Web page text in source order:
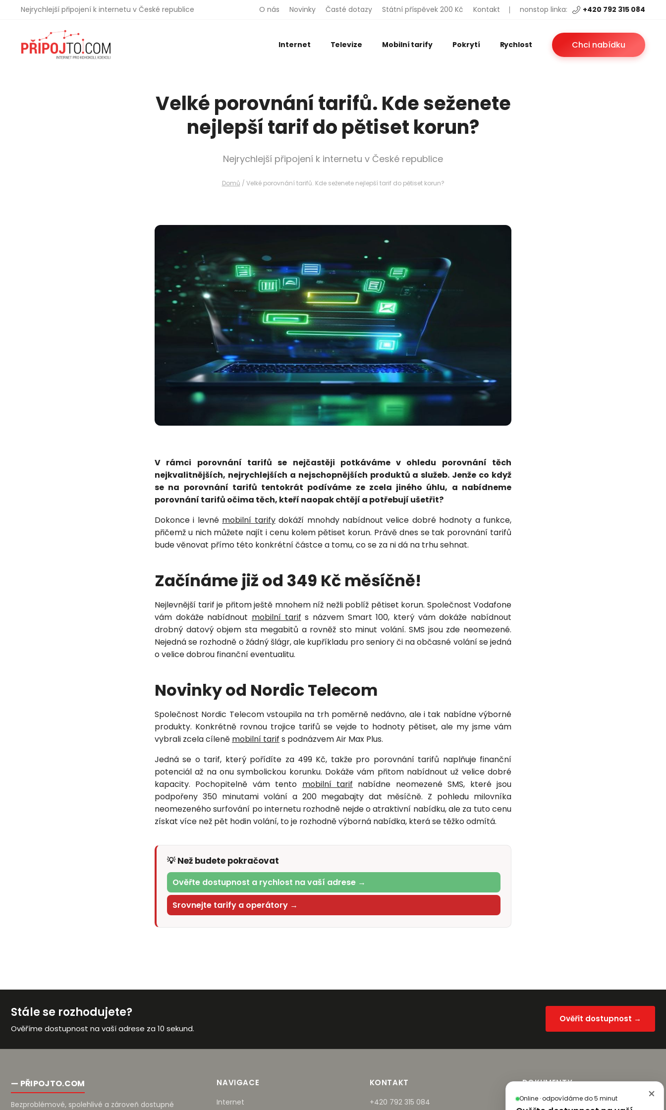
Nejrychlejší připojení k internetu v České republice O nás Novinky Časté dotazy Státní příspěvek 200 Kč Kontakt nonstop linka: +420 792 315 084
Internet Televize Mobilní tarify Pokrytí Rychlost Chci nabídku
Velké porovnání tarifů. Kde seženete
nejlepší tarif do pětiset korun?
Nejrychlejší připojení k internetu v České republice
Domů / Velké porovnání tarifů. Kde seženete nejlepší tarif do pětiset korun?
V rámci porovnání tarifů se nejčastěji potkáváme v ohledu porovnání těch
nejkvalitnějších, nejrychlejších a nejschopnějších produktů a služeb. Jenže co když
se na porovnání tarifů tentokrát podíváme ze zcela jiného úhlu, a nabídneme
porovnání tarifů očima těch, kteří naopak chtějí a potřebují ušetřit?
Dokonce i levné mobilní tarifydokáží mnohdy nabídnout velice dobré hodnoty a funkce,
přičemž u nich můžete najít i cenu kolem pětiset korun. Právě dnes se tak porovnání tarifů
bude věnovat přímo této konkrétní částce a tomu, co se za ni dá na trhu sehnat.
Začínáme již od 349 Kč měsíčně!
Nejlevnější tarif je přitom ještě mnohem níž nežli poblíž pětiset korun. Společnost Vodafone
vám dokáže nabídnout mobilní tarif s názvem Smart 100, který vám dokáže nabídnout
drobný datový objem sta megabitů a rovněž sto minut volání. SMS jsou zde neomezené.
Nejedná se rozhodně o žádný šlágr, ale kupříkladu pro seniory či na občasné volání se jedná
o velice dobrou finanční eventualitu.
Novinky od Nordic Telecom
Společnost Nordic Telecom vstoupila na trh poměrně nedávno, ale i tak nabídne výborné
produkty. Konkrétně rovnou trojice tarifů se vejde to hodnoty pětiset, ale my jsme vám
vybrali zcela cíleně mobilní tarif s podnázvem Air Max Plus.
Jedná se o tarif, který pořídíte za 499 Kč, takže pro porovnání tarifů naplňuje finanční
potenciál až na onu symbolickou korunku. Dokáže vám přitom nabídnout už velice dobré
kapacity. Pochopitelně vám tento mobilní tarif nabídne neomezené SMS, které jsou
podpořeny 350 minutami volání a 200 megabajty dat měsíčně. Z pohledu milovníka
neomezeného surfování po internetu rozhodně nejde o atraktivní nabídku, ale za tuto cenu
získat více než pět hodin volání, to je rozhodně výborná nabídka, která se těžko odmítá.
💡 Než budete pokračovat
Ověřte dostupnost a rychlost na vaší adrese →
Srovnejte tarify a operátory →
Online · odpovídáme do 5 minut
Nezávazná poptávka
Zadejte prosím Vaše telefonní číslo. Náš specialista Vás
bude v nejbližší možné době kontaktovat.
Adresa
Telefon
E-mail
Odeslat
Stále se rozhodujete?
Ověříme dostupnost na vaší adrese za 10 sekund.
Ověřit dostupnost →
— PŘIPOJTO.COM
Bezproblémové, spolehlivé a zároveň dostupné
NAVIGACE
Internet
KONTAKT
+420 792 315 084
DOKUMENTY
Všeobecné podmínky
PN Petra je online
Zavolá do 2 minut · Po–Pá 8–18